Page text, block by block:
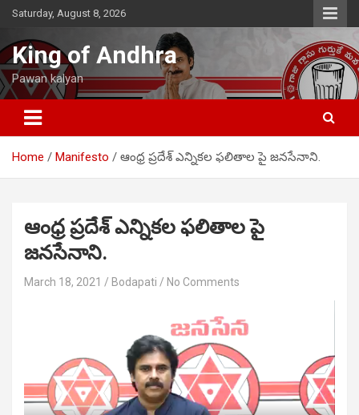
Skip
content
Saturday, August 8, 2026
King of Andhra
Pawan kalyan
Home Manifesto ఆంధ్ర ప్రదేశ్ ఎన్నికల ఫలితాల పై జనసేనాని.
ఆంధ్ర ప్రదేశ్ ఎన్నికల ఫలితాల పై
జనసేనాని.
March 18, 2021 Bodapati No Comments